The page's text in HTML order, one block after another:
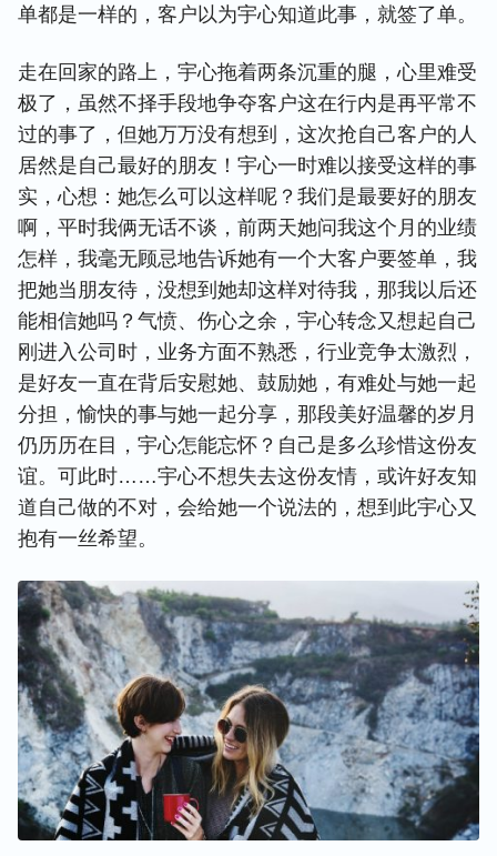
单都是一样的，客户以为宇心知道此事，就签了单。
走在回家的路上，宇心拖着两条沉重的腿，心里难受
极了，虽然不择手段地争夺客户这在行内是再平常不
过的事了，但她万万没有想到，这次抢自己客户的人
居然是自己最好的朋友！宇心一时难以接受这样的事
实，心想：她怎么可以这样呢？我们是最要好的朋友
啊，平时我俩无话不谈，前两天她问我这个月的业绩
怎样，我毫无顾忌地告诉她有一个大客户要签单，我
把她当朋友待，没想到她却这样对待我，那我以后还
能相信她吗？气愤、伤心之余，宇心转念又想起自己
刚进入公司时，业务方面不熟悉，行业竞争太激烈，
是好友一直在背后安慰她、鼓励她，有难处与她一起
分担，愉快的事与她一起分享，那段美好温馨的岁月
仍历历在目，宇心怎能忘怀？自己是多么珍惜这份友
谊。可此时……宇心不想失去这份友情，或许好友知
道自己做的不对，会给她一个说法的，想到此宇心又
抱有一丝希望。